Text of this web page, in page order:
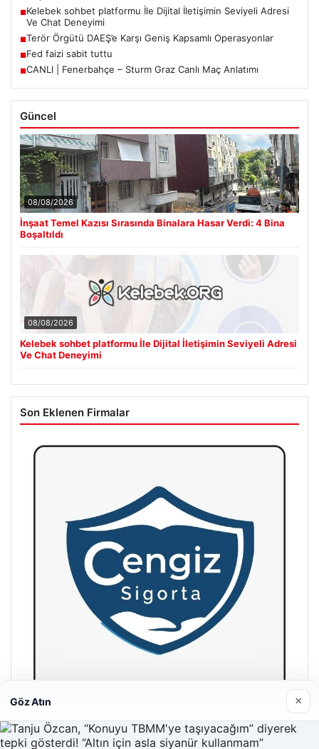
■Kelebek sohbet platformu İle Dijital İletişimin Seviyeli Adresi
Ve Chat Deneyimi
■Terör Örgütü DAEŞ’e Karşı Geniş Kapsamlı Operasyonlar
■Fed faizi sabit tuttu
■CANLI | Fenerbahçe – Sturm Graz Canlı Maç Anlatımı
Güncel
08/08/2026
İnşaat Temel Kazısı Sırasında Binalara Hasar Verdi: 4 Bina
Boşaltıldı
08/08/2026
Kelebek sohbet platformu İle Dijital İletişimin Seviyeli Adresi
Ve Chat Deneyimi
Son Eklenen Firmalar
Hastaş Beton
26/05/2026
Göz Atın ×